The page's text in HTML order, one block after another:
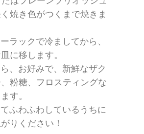
焼き色がつくまで焼きま
ラックで冷ましてから、
に移します。
、お好みで、新鮮なザク
粉糖、フロスティングな
す。
ふわふわしているうちに
りください！